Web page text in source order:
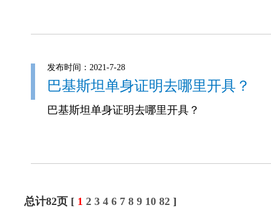
发布时间：2021-7-28
巴基斯坦单身证明去哪里开具？
巴基斯坦单身证明去哪里开具？
总计82页 [ 1 2 3 4 6 7 8 9 10 82]